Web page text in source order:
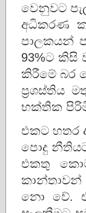
වෙනුවට
අධිකරණ
පාලකයන්
93%ට
කිරීමේ බර
ප‍්‍රශස්තිය
භක්තික
එකට හතර
පොදු
එකතු
නො වේ.